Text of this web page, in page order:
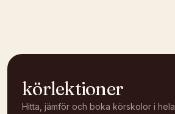
körlektioner
Hitta, jämför och boka körskolor i hela